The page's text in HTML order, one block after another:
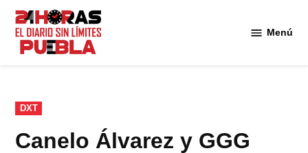
Saltar
contenido
Menú
PUBLICADO
EN
DXT
Canelo Álvarez y GGG